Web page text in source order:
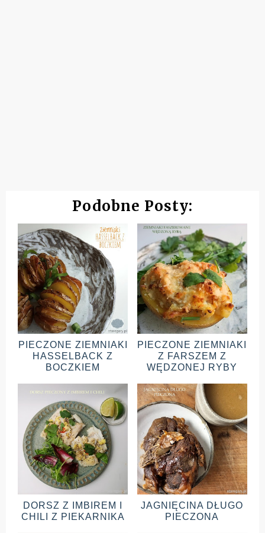
Podobne Posty:
PIECZONE ZIEMNIAKI
HASSELBACK Z
BOCZKIEM
PIECZONE ZIEMNIAKI
Z FARSZEM Z
WĘDZONEJ RYBY
DORSZ Z IMBIREM I
CHILI Z PIEKARNIKA
JAGNIĘCINA DŁUGO
PIECZONA